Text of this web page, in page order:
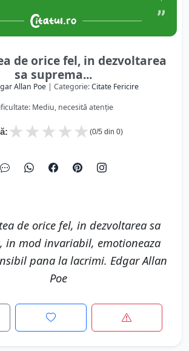
de orice fel, in dezvoltarea
sa suprema...
Allan Poe | Categorie:Citate Fericire
Mediu, necesită atenție
★
★
★
★
★ (0/5 din 0)
de orice fel, in dezvoltarea sa
in mod invariabil, emotioneaza
pana la lacrimi. Edgar Allan
Poe